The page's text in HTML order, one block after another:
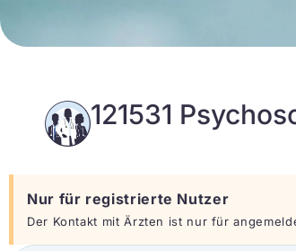
121531
Nur für registrierte Nutzer
Der Kontakt mit Ärzten ist nur für